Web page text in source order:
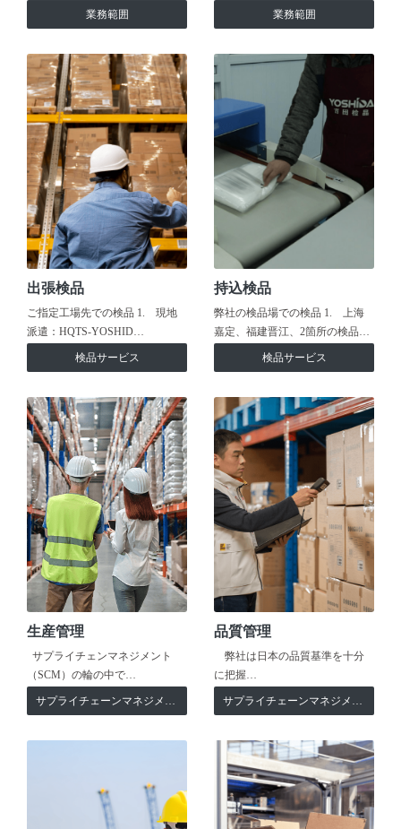
業務範囲 業務範囲
出張検品
ご指定工場先での検品 1. 現地
派遣：HQTS-YOSHID…
検品サービス
持込検品
弊社の検品場での検品 1. 上海
嘉定、福建晋江、2箇所の検品…
検品サービス
生産管理
サプライチェンマネジメント
（SCM）の輪の中で…
サプライチェーンマネジメント
品質管理
弊社は日本の品質基準を十分
に把握…
サプライチェーンマネジメント